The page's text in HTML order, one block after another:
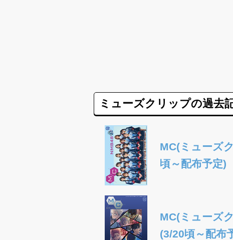
ミューズクリップの過去
MC(ミューズ
頃～配布予定)
MC(ミューズ
(3/20頃～配布